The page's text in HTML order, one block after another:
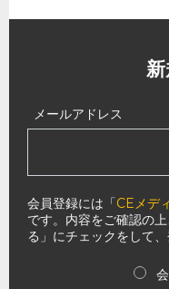
メールアドレス
会員登録には「CEメデ
です。内容をご確認の
る」にチェックをして